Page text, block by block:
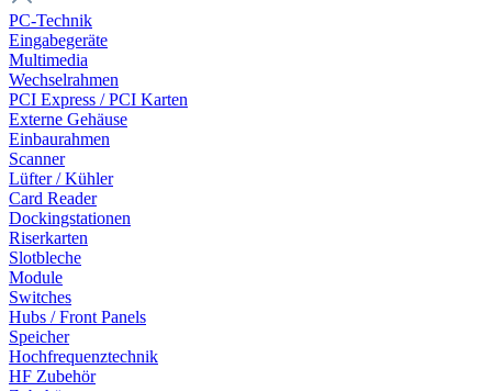
PC-Technik
Eingabegeräte
Multimedia
Wechselrahmen
PCI Express / PCI Karten
Externe Gehäuse
Einbaurahmen
Scanner
Lüfter / Kühler
Card Reader
Dockingstationen
Riserkarten
Slotbleche
Module
Switches
Hubs / Front Panels
Speicher
Hochfrequenztechnik
HF Zubehör